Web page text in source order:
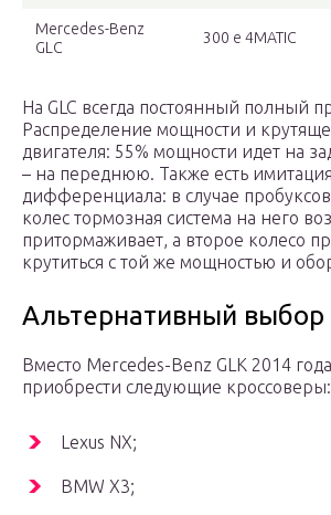
Mercedes-Benz
GLC
300 e 4MATIC
На GLC всегда постоянный полный
Распределение мощности и
двигателя: 55% мощности идет на
– на переднюю. Также есть
дифференциала: в случае
колес тормозная система на него
притормаживает, а второе колесо
крутиться с той же мощностью и
Альтернативный выбор
Вместо Mercedes-Benz GLK 2014
приобрести следующие кроссоверы:
Lexus NX;
BMW X3;